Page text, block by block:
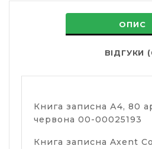
ОПИС
ВІДГУКИ
Книга записна А4, 80
червона 00-00025193
Книга записна Axent